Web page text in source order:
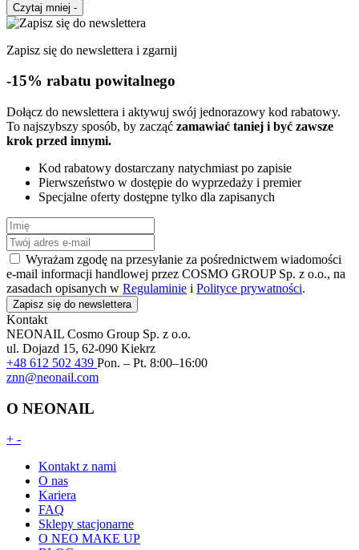
Czytaj mniej -
Zapisz się do newslettera i zgarnij
-15% rabatu powitalnego
Dołącz do newslettera i aktywuj swój jednorazowy kod rabatowy.
To najszybszy sposób, by zacząć zamawiać taniej i być zawsze
krok przed innymi.
Kod rabatowy dostarczany natychmiast po zapisie
Pierwszeństwo w dostępie do wyprzedaży i premier
Specjalne oferty dostępne tylko dla zapisanych
Wyrażam zgodę na przesyłanie za pośrednictwem wiadomości
e-mail informacji handlowej przez COSMO GROUP Sp. z o.o., na
zasadach opisanych w Regulaminie i Polityce prywatności.
Zapisz się do newslettera
Kontakt
NEONAIL Cosmo Group Sp. z o.o.
ul. Dojazd 15, 62-090 Kiekrz
+48 612 502 439 Pon. – Pt. 8:00–16:00
znn@neonail.com
O NEONAIL
+ -
Kontakt z nami
O nas
Kariera
FAQ
Sklepy stacjonarne
O NEO MAKE UP